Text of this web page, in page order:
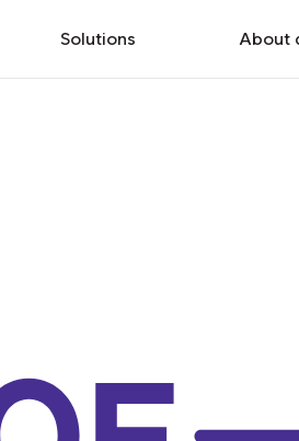
Solutions About